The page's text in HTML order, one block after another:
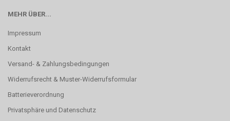
MEHR ÜBER...
Impressum
Kontakt
Versand- & Zahlungsbedingungen
Widerrufsrecht & Muster-Widerrufsformular
Batterieverordnung
Privatsphäre und Datenschutz